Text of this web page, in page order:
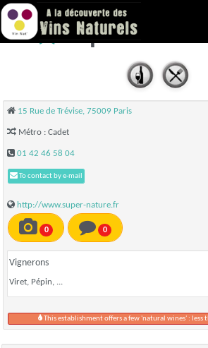
Supernature
15 Rue de Trévise, 75009 Paris
Métro : Cadet
01 42 46 58 04
To contact by e-mail
http://www.super-nature.fr
0 0
Vignerons
Viret, Pépin, ...
This establishment offers a few 'natural wines' : less